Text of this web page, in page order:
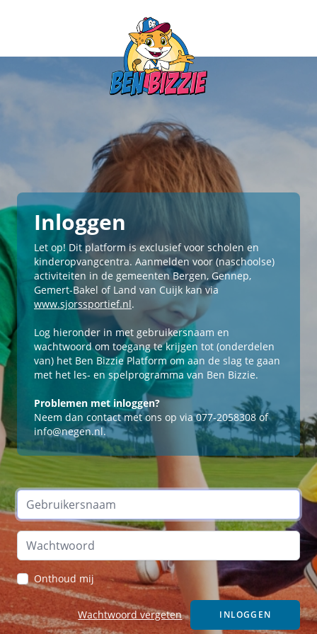
Inloggen
Let op! Dit platform is exclusief voor scholen en
kinderopvangcentra. Aanmelden voor (naschoolse)
activiteiten in de gemeenten Bergen, Gennep,
Gemert-Bakel of Land van Cuijk kan via
www.sjorssportief.nl.
Log hieronder in met gebruikersnaam en
wachtwoord om toegang te krijgen tot (onderdelen
van) het Ben Bizzie Platform om aan de slag te gaan
met het les- en spelprogramma van Ben Bizzie.
Problemen met inloggen?
Neem dan contact met ons op via 077-2058308 of
info@negen.nl.
Onthoud mij
Wachtwoord vergeten INLOGGEN